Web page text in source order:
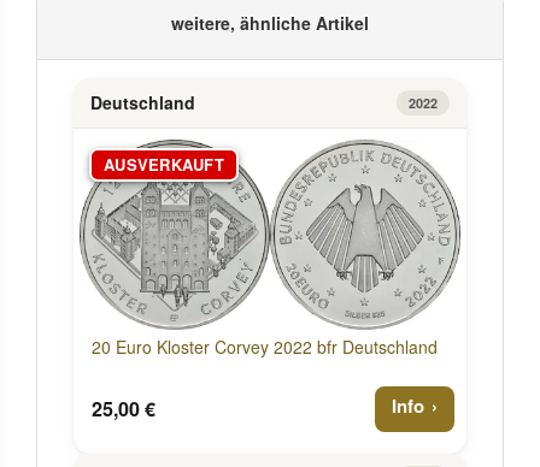
weitere, ähnliche Artikel
Deutschland 2022
AUSVERKAUFT
20 Euro Kloster Corvey 2022 bfr Deutschland
25,00 € Info